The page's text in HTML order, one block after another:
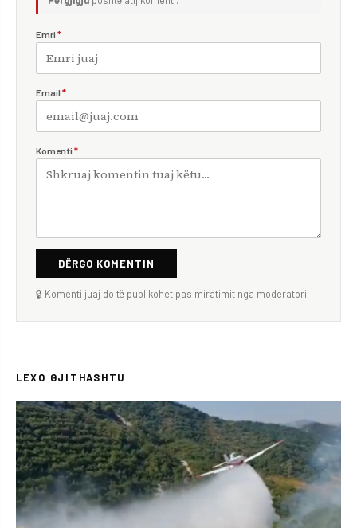
Emri *
Email *
Komenti *
DËRGO KOMENTIN
🔒 Komenti juaj do të publikohet pas miratimit nga moderatori.
LEXO GJITHASHTU